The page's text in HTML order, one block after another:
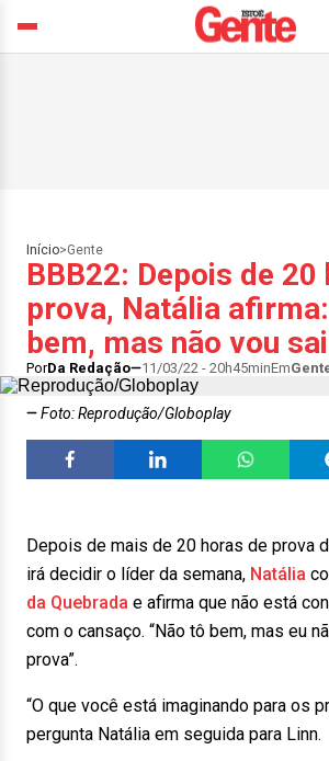
Início>Gente
BBB22: Depois de 20
prova, Natália afirma:
bem, mas não vou
PorDa Redação 11/03/22 - 20h45minEm
Foto: Reprodução/Globoplay
Depois de mais de 20 horas de prova
irá decidir o líder da semana, Natália
da Quebrada e afirma que não está
com o cansaço. “Não tô bem, mas eu
prova”.
“O que você está imaginando para os
pergunta Natália em seguida para Linn.